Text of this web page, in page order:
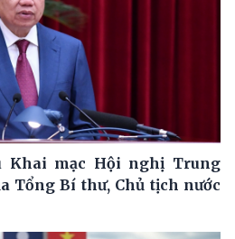
Khai mạc Hội nghị Trung
Tổng Bí thư, Chủ tịch nước